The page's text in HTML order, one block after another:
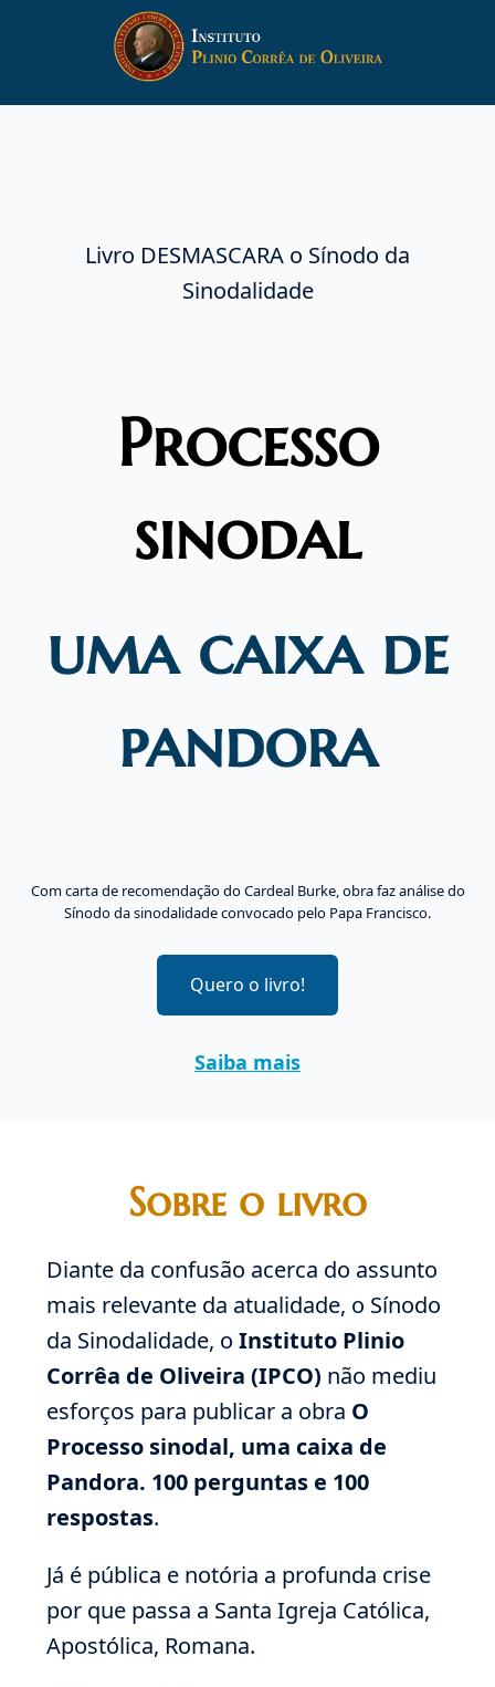
Livro DESMASCARA o Sínodo da
Sinodalidade
Processo
sinodal
uma caixa de
pandora
Com carta de recomendação do Cardeal Burke, obra faz análise do
Sínodo da sinodalidade convocado pelo Papa Francisco.
Quero o livro!
Saiba mais
Sobre o livro
Diante da confusão acerca do assunto
mais relevante da atualidade, o Sínodo
da Sinodalidade, oInstituto Plinio
Corrêa de Oliveira (IPCO) não mediu
esforços para publicar a obra O
Processo sinodal, uma caixa de
Pandora. 100 perguntas e 100
respostas.
Já é pública e notória a profunda crise
por que passa a Santa Igreja Católica,
Apostólica, Romana.